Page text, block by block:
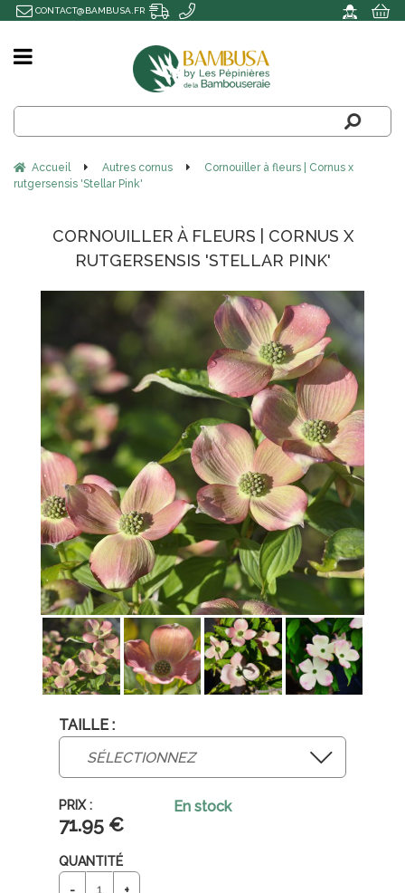
Accueil Autres cornus
Cornouiller à fleurs | Cornus x
rutgersensis 'Stellar Pink'
CORNOUILLER À FLEURS | CORNUS X
RUTGERSENSIS 'STELLAR PINK'
TAILLE :
71.95 €
En stock
QUANTITÉ
CONTACT@BAMBUSA.FR